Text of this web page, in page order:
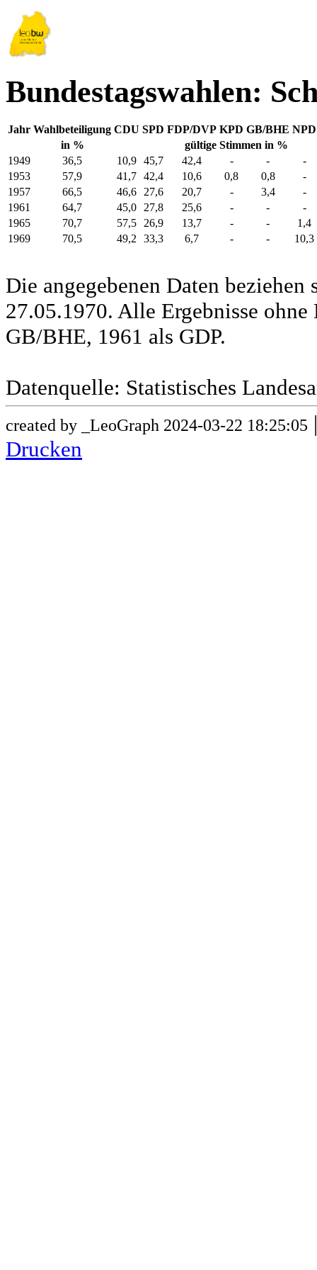
Bundestagswahlen:
Jahr Wahlbeteiligung CDU SPD FDP/DVP KPD GB/BHE NPD
in %
gültige Stimmen in %
1949
36,5 10,9 45,7 42,4 - -
-
1953
57,9 41,7 42,4 10,6 0,8 0,8
-
1957
66,5 46,6 27,6 20,7 - 3,4
-
1961
64,7 45,0 27,8 25,6 - -
-
1965
70,7 57,5 26,9 13,7 - -
1,4
1969
70,5 49,2 33,3 6,7 - - 10,3
Die angegebenen Daten
27.05.1970. Alle Ergebnisse
GB/BHE, 1961 als GDP.
Datenquelle: Statistisches
created by _LeoGraph 2024-03-22 18:25:05
Drucken